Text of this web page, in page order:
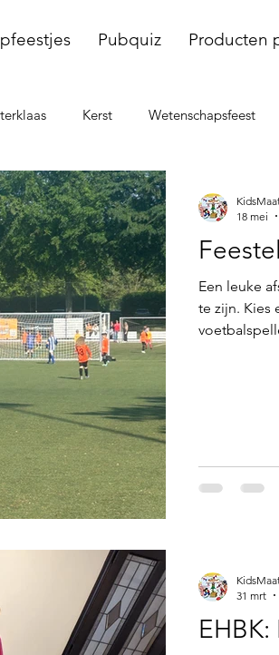
Pubquiz Producten
Kerst Wetenschapsfeest
Voetbal
Een leuke
te zijn. Kies
18 mei
31 mrt